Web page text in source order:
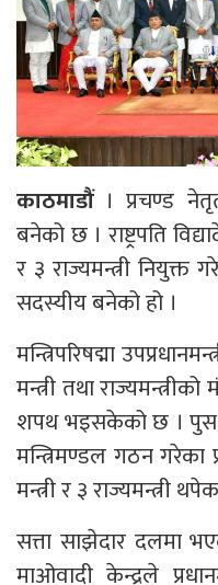
काठमाडौं। प्रचण्ड
बनेको छ । राष्ट्रपति
र ३ राज्यमन्त्री
सदस्यीय बनेको हो ।
मन्त्रिपरिषद्मा
मन्त्री तथा
शपथ भइसकेको छ । पुस
मन्त्रिमण्डल गठन गरेका
मन्त्री र ३ राज्यमन्त्री
सत्ता साझेदार दलमा
माओवादी केन्द्रले